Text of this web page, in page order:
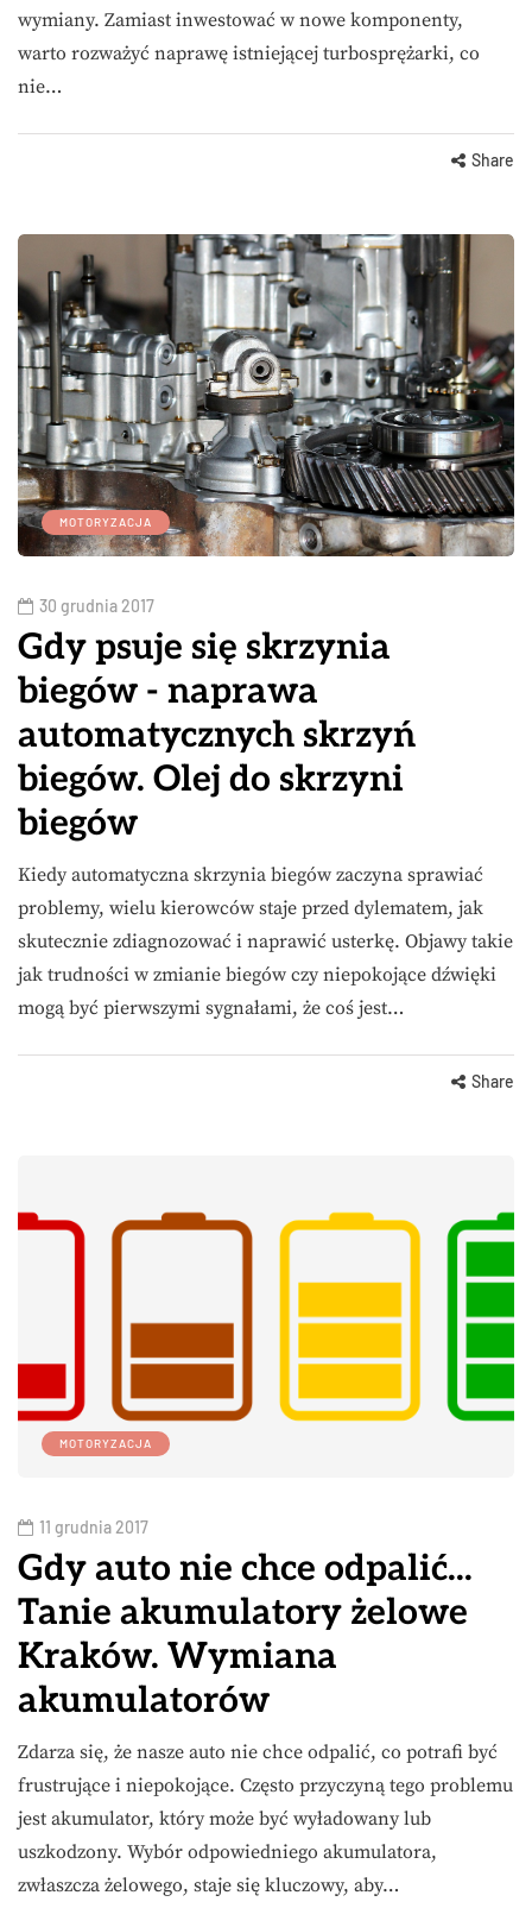
wymiany. Zamiast inwestować w nowe komponenty,
warto rozważyć naprawę istniejącej turbosprężarki, co
nie…
Share
MOTORYZACJA
30 grudnia 2017
Gdy psuje się skrzynia
biegów - naprawa
automatycznych skrzyń
biegów. Olej do skrzyni
biegów
Kiedy automatyczna skrzynia biegów zaczyna sprawiać
problemy, wielu kierowców staje przed dylematem, jak
skutecznie zdiagnozować i naprawić usterkę. Objawy takie
jak trudności w zmianie biegów czy niepokojące dźwięki
mogą być pierwszymi sygnałami, że coś jest…
Share
MOTORYZACJA
11 grudnia 2017
Gdy auto nie chce odpalić...
Tanie akumulatory żelowe
Kraków. Wymiana
akumulatorów
Zdarza się, że nasze auto nie chce odpalić, co potrafi być
frustrujące i niepokojące. Często przyczyną tego problemu
jest akumulator, który może być wyładowany lub
uszkodzony. Wybór odpowiedniego akumulatora,
zwłaszcza żelowego, staje się kluczowy, aby…